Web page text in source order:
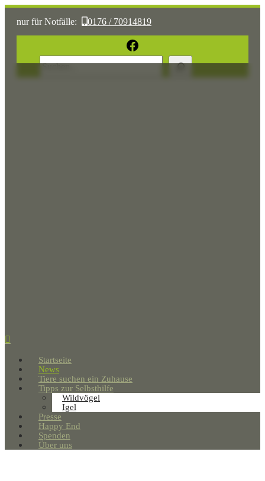
nur für Notfälle: 0176 / 70914819
Sonst: tierhilfe.wolfsburg@t-online.de
Facebook
Startseite
News
Tiere suchen ein Zuhause
Tipps zur Selbsthilfe
Wildvögel
Igel
Presse
Happy End
Spenden
Über uns